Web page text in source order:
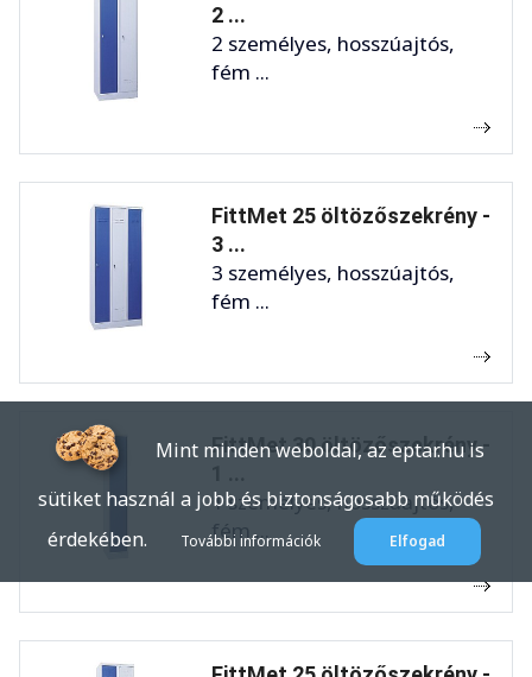
2 ...
2 személyes, hosszúajtós,
fém ...
FittMet 25 öltözőszekrény -
3 ...
3 személyes, hosszúajtós,
fém ...
FittMet 30 öltözőszekrény -
1 személyes, hosszúajtós,
fém ...
Mint minden weboldal, az eptar.hu is
sütiket használ a jobb és biztonságosabb működés
érdekében.
További információk Elfogad